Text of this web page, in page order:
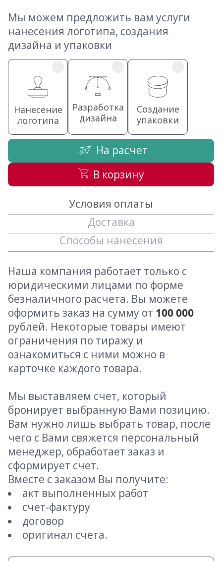
Мы можем предложить вам услуги
нанесения логотипа, создания
дизайна и упаковки
Нанесение
логотипа
Разработка
дизайна
Создание
упаковки
На расчет
В корзину
Условия оплаты
Доставка
Способы нанесения
Наша компания работает только с
юридическими лицами по форме
безналичного расчета. Вы можете
оформить заказ на сумму от 100 000
рублей. Некоторые товары имеют
ограничения по тиражу и
ознакомиться с ними можно в
карточке каждого товара.
Мы выставляем счет, который
бронирует выбранную Вами позицию.
Вам нужно лишь выбрать товар, после
чего с Вами свяжется персональный
менеджер, обработает заказ и
сформирует счет.
Вместе с заказом Вы получите:
акт выполненных работ
счет-фактуру
договор
оригинал счета.